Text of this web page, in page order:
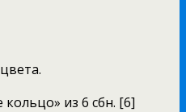
из 6 сбн. [6]